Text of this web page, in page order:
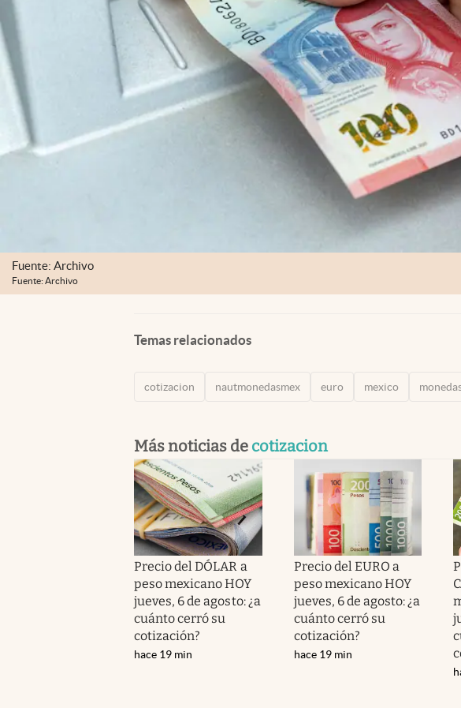
Fuente: Archivo
Fuente: Archivo
Temas relacionados
cotizacion nautmonedasmex euro mexico
Más noticias de cotizacion
Precio del DÓLAR a
peso mexicano HOY
jueves, 6 de agosto: ¿a
cuánto cerró su
cotización?
hace 19 min
Precio del EURO a
peso mexicano HOY
jueves, 6 de agosto: ¿a
cuánto cerró su
cotización?
hace 19 min